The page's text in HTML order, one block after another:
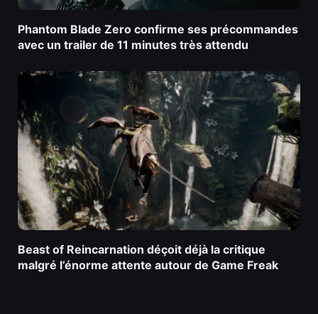
Phantom Blade Zero confirme ses précommandes
avec un trailer de 11 minutes très attendu
Beast of Reincarnation déçoit déjà la critique
malgré l’énorme attente autour de Game Freak